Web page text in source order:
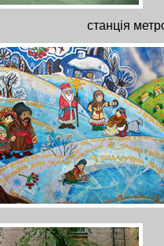
станція